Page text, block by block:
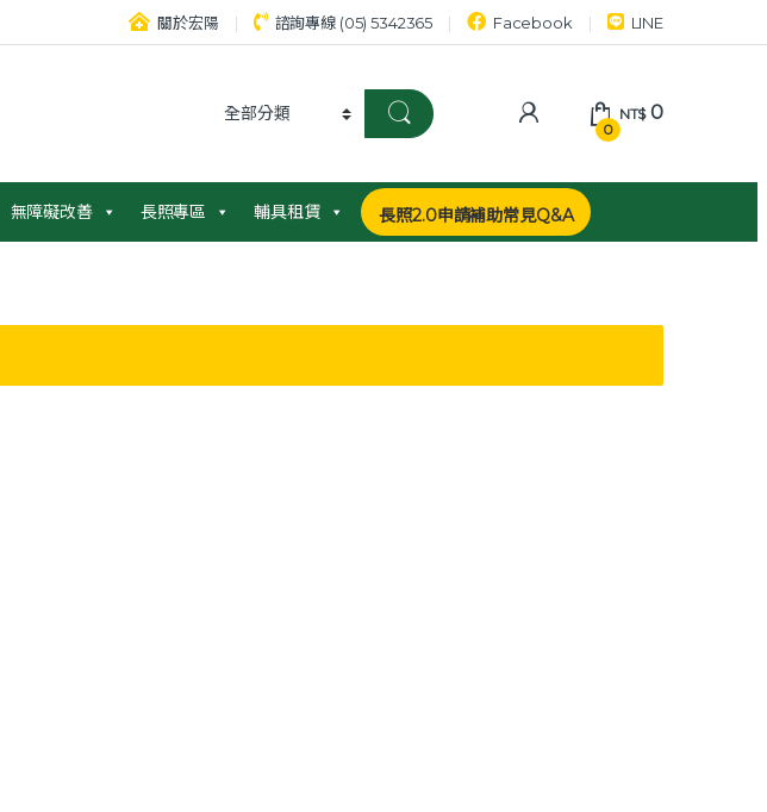
關於宏陽 諮詢專線 (05) 5342365 Facebook LINE
0
NT$0
無障礙改善 長照專區 輔具租賃 長照2.0申請補助常見Q&A